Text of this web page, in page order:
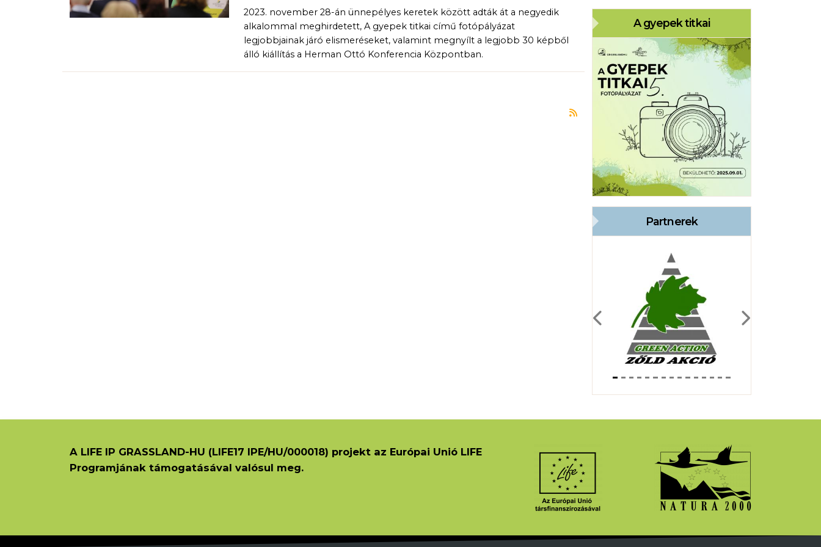
2023. november 28-án ünnepélyes keretek között adták át a negyedik
alkalommal meghirdetett, A gyepek titkai című fotópályázat
legjobbjainak járó elismeréseket, valamint megnyílt a legjobb 30 képből
álló kiállítás a Herman Ottó Konferencia Központban.
Feliratkozás a következőre: díjátadó
A gyepek titkai
Partnerek
Previous Next
A LIFE IP GRASSLAND-HU (LIFE17 IPE/HU/000018) projekt az Európai Unió LIFE
Programjának támogatásával valósul meg.